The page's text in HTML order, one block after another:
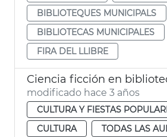
BIBLIOTEQUES MUNICIPALS
BIBLIOTECAS MUNICIPALES
FIRA DEL LLIBRE
modificado hace 3 años
CULTURA Y FIESTAS
CULTURA
TODAS LAS